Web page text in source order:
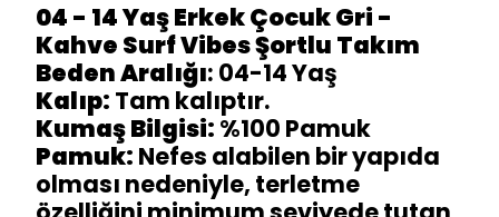
04 - 14 Yaş Erkek Çocuk Gri -
Kahve Surf Vibes Şortlu Takım
Beden Aralığı: 04-14 Yaş
Kalıp: Tam kalıptır.
Kumaş Bilgisi: %100 Pamuk
Pamuk: Nefes alabilen bir yapıda
olması nedeniyle, terletme